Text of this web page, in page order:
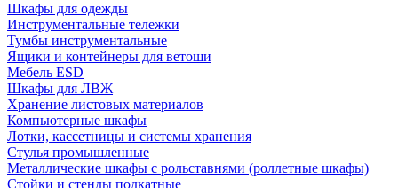
Шкафы для одежды
Инструментальные тележки
Тумбы инструментальные
Ящики и контейнеры для ветоши
Мебель ESD
Шкафы для ЛВЖ
Хранение листовых материалов
Компьютерные шкафы
Лотки, кассетницы и системы хранения
Стулья промышленные
Металлические шкафы с рольставнями (роллетные шкафы)
Стойки и стенды подкатные